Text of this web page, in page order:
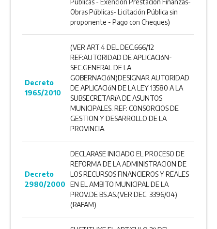
Obras Públicas- Licitación Pública sin
proponente - Pago con Cheques)
Decreto
1965/2010
(VER ART.4 DEL DEC.666/12
REF:AUTORIDAD DE APLICACIóN-
SEC.GENERAL DE LA
GOBERNACIóN)DESIGNAR AUTORIDAD
DE APLICACIóN DE LA LEY 13580 A LA
SUBSECRETARíA DE ASUNTOS
MUNICIPALES. REF: CONSORCIOS DE
GESTION Y DESARROLLO DE LA
PROVINCIA.
Decreto
2980/2000
DECLARASE INICIADO EL PROCESO DE
REFORMA DE LA ADMINISTRACION DE
LOS RECURSOS FINANCIEROS Y REALES
EN EL AMBITO MUNICIPAL DE LA
PROV.DE BS.AS.(VER DEC. 3396/04)
(RAFAM)